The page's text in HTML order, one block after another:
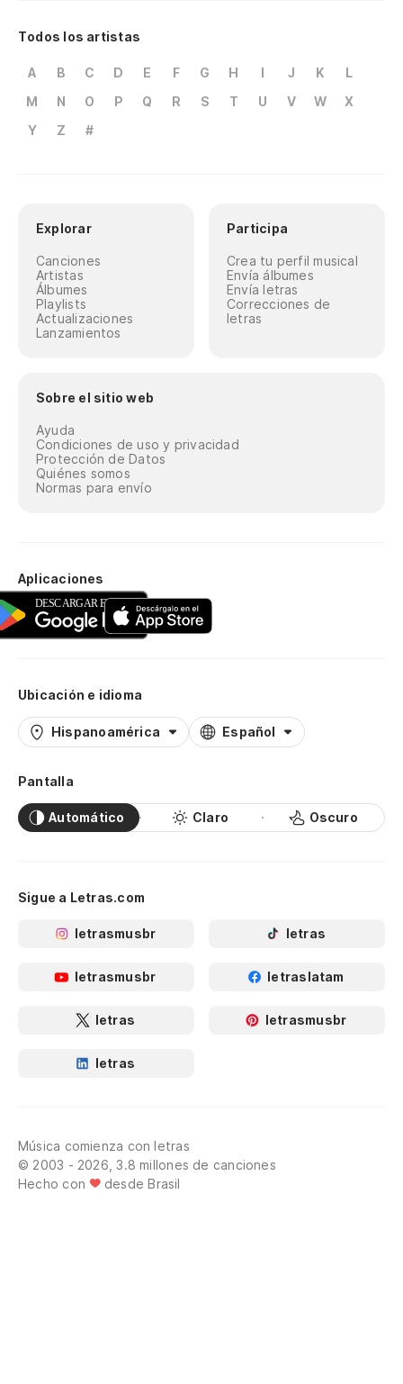
Todos los artistas
A B C D E F G H I J K
L
M
N O P Q R S T U V W
X
Y
Z #
Explorar
Canciones
Artistas
Álbumes
Playlists
Actualizaciones
Lanzamientos
Participa
Crea tu perfil musical
Envía álbumes
Envía letras
Correcciones de
letras
Sobre el sitio web
Ayuda
Condiciones de uso y privacidad
Protección de Datos
Quiénes somos
Normas para envío
Aplicaciones
Ubicación e idioma
Hispanoamérica Español
Pantalla
Automático Claro Oscuro
Sigue a Letras.com
letrasmusbr letras
letrasmusbr letraslatam
letras letrasmusbr
letras
Música comienza con letras
© 2003 - 2026, 3.8 millones de canciones
Hecho con
desde Brasil